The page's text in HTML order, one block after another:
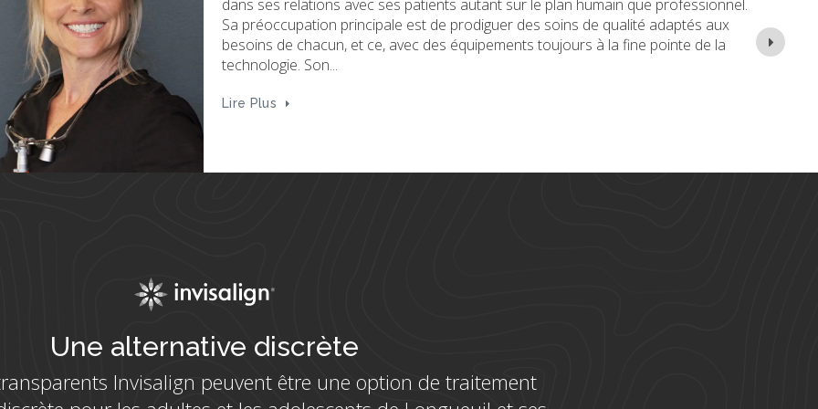
dentaire à l’Université McGill en 2024. Après ses études, elle s’est jointe à la
communauté dentaire où elle offre à ses patients des soins complets de dentisterie
générale et s’efforce de faire de chaque visite une expérience confortable et
Une alternative discrète
Invisalign peuvent être une option de traitement